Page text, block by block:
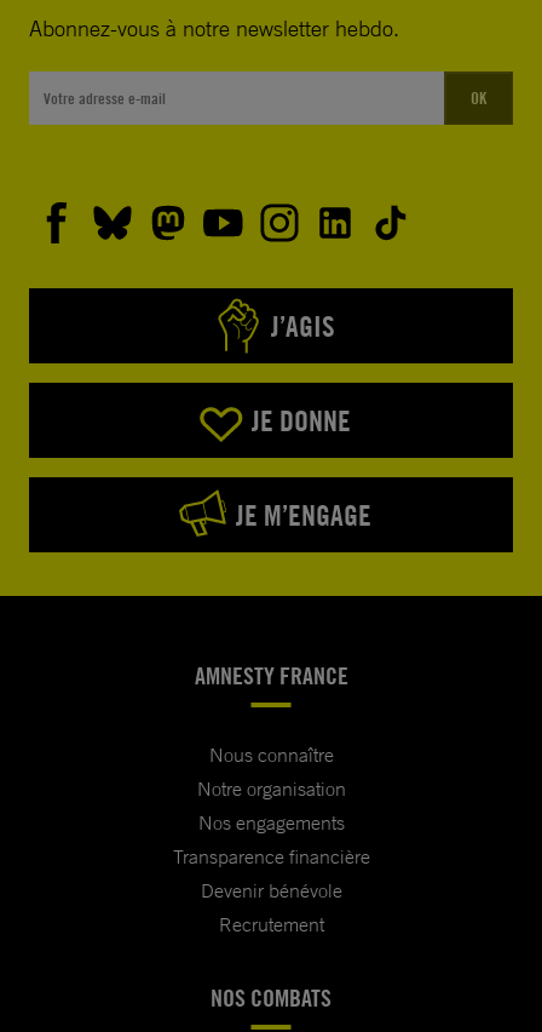
Abonnez-vous à notre newsletter hebdo.
OK
J’AGIS
JE DONNE
JE M’ENGAGE
AMNESTY FRANCE
Nous connaître
Notre organisation
Nos engagements
Transparence financière
Devenir bénévole
Recrutement
NOS COMBATS